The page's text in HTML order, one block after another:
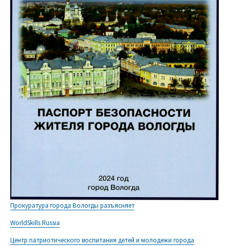
Прокуратура города Вологды разъясняет
WorldSkills Russia
Центр патриотического воспитания детей и молодежи города